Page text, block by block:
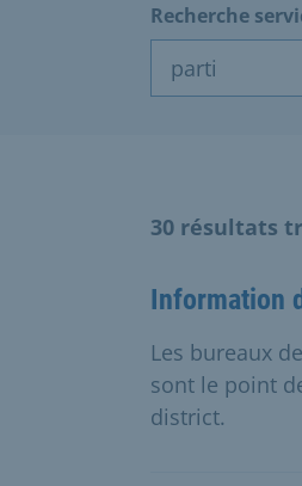
Recherche
30 résultats
Information
Les bureaux
sont le point
district.